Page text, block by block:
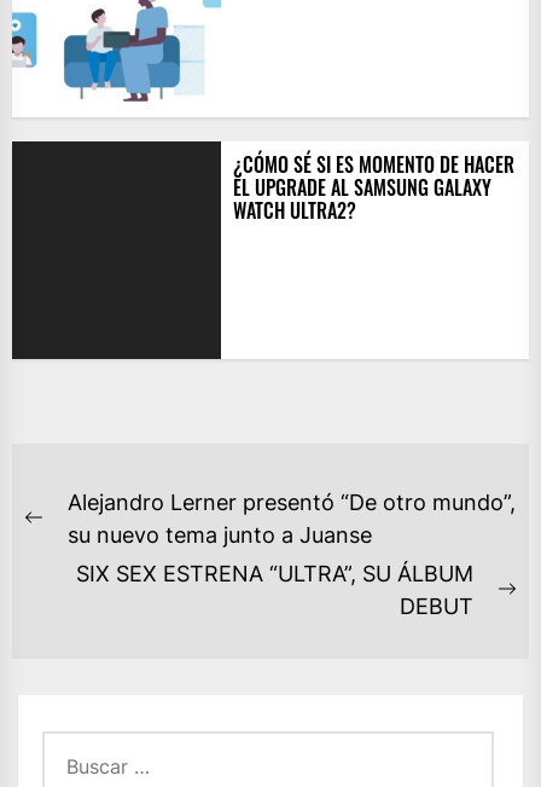
¿CÓMO SÉ SI ES MOMENTO DE HACER
EL UPGRADE AL SAMSUNG GALAXY
WATCH ULTRA2?
NAVEGACIÓN
DE
ENTRADAS
Previous
Alejandro Lerner presentó “De otro mundo”,
su nuevo tema junto a Juanse
SIX SEX ESTRENA “ULTRA”, SU ÁLBUM
DEBUT